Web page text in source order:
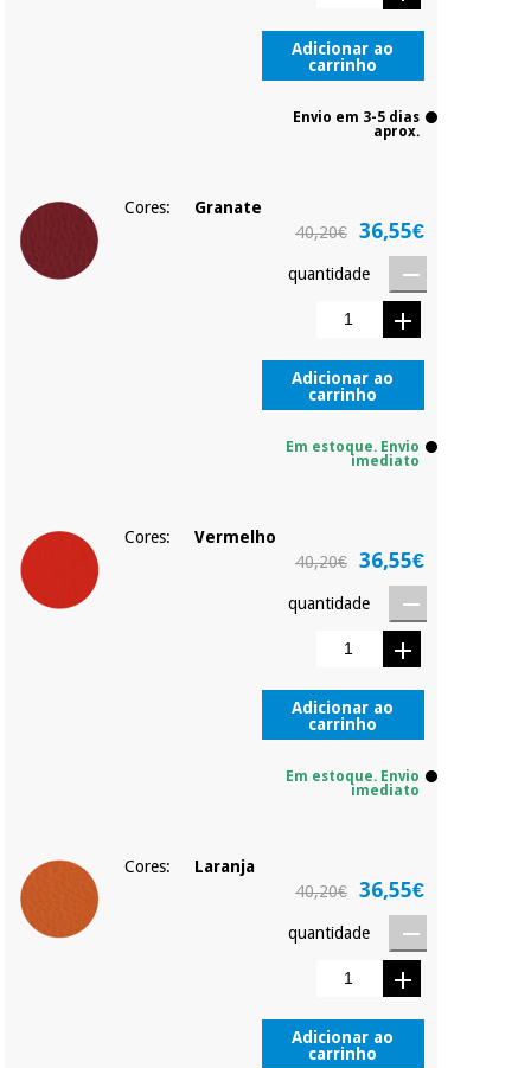
Adicionar ao
carrinho
Envio em 3-5 dias
aprox.
Cores:
Granate
40,20€
36,55€
quantidade
Adicionar ao
carrinho
Em estoque. Envio
imediato
Cores:
Vermelho
40,20€
36,55€
quantidade
Adicionar ao
carrinho
Em estoque. Envio
imediato
Cores:
Laranja
40,20€
36,55€
quantidade
Adicionar ao
carrinho